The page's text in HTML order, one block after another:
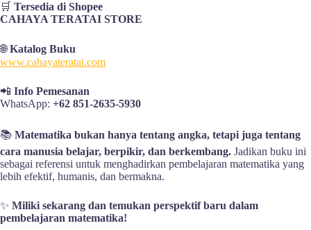
🛒 Tersedia di Shopee
CAHAYA TERATAI STORE
🌐Katalog Buku
www.cahayateratai.com
📲 Info Pemesanan
WhatsApp: +62 851-2635-5930
📚 Matematika bukan hanya tentang angka, tetapi juga tentang
cara manusia belajar, berpikir, dan berkembang. Jadikan buku ini
sebagai referensi untuk menghadirkan pembelajaran matematika yang
lebih efektif, humanis, dan bermakna.
✨ Miliki sekarang dan temukan perspektif baru dalam
pembelajaran matematika!